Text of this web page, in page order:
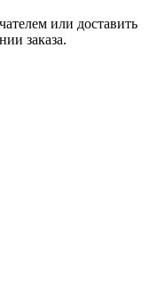
или доставить
заказа.